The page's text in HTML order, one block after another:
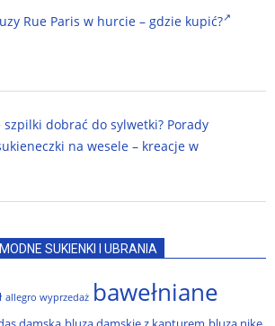
Rue Paris w hurcie – gdzie kupić?
szpilki dobrać do sylwetki? Porady
na wesele – kreacje w
SUKIENKI I UBRANIA
allegro wyprzedaż bawełniane